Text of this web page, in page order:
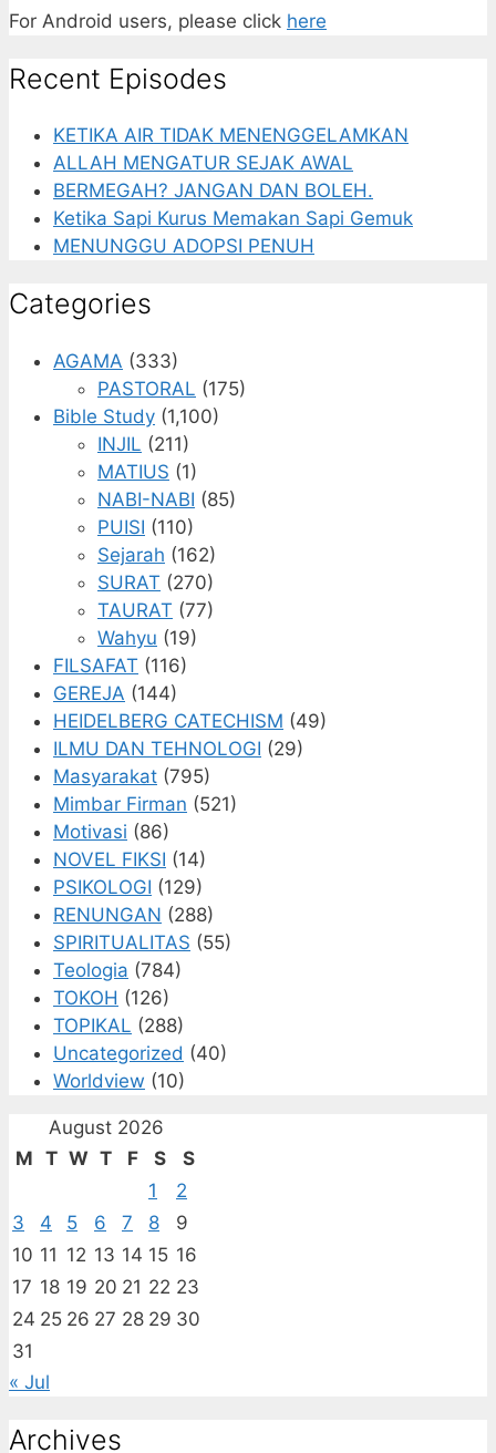
For Android users, please click here
Recent Episodes
KETIKA AIR TIDAK MENENGGELAMKAN
ALLAH MENGATUR SEJAK AWAL
BERMEGAH? JANGAN DAN BOLEH.
Ketika Sapi Kurus Memakan Sapi Gemuk
MENUNGGU ADOPSI PENUH
Categories
AGAMA (333)
PASTORAL (175)
Bible Study (1,100)
INJIL (211)
MATIUS (1)
NABI-NABI (85)
PUISI (110)
Sejarah (162)
SURAT (270)
TAURAT (77)
Wahyu (19)
FILSAFAT (116)
GEREJA (144)
HEIDELBERG CATECHISM (49)
ILMU DAN TEHNOLOGI (29)
Masyarakat (795)
Mimbar Firman (521)
Motivasi (86)
NOVEL FIKSI (14)
PSIKOLOGI (129)
RENUNGAN (288)
SPIRITUALITAS (55)
Teologia (784)
TOKOH (126)
TOPIKAL (288)
Uncategorized (40)
Worldview (10)
August 2026
M T W T F S
S
1
2
3
4 5 6 7 8
9
10 11 12 13 14 15 16
17 18 19 20 21 22 23
24 25 26 27 28 29 30
31
« Jul
Archives